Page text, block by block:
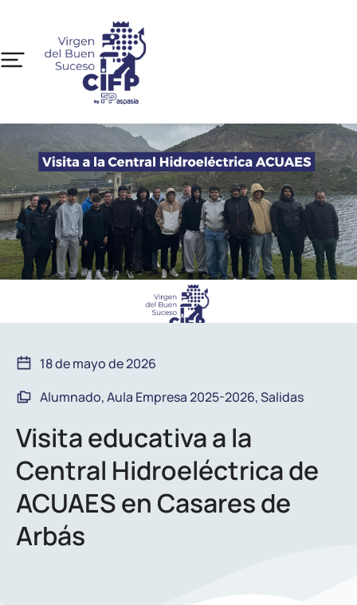
18 de mayo de 2026
Alumnado,Aula Empresa 2025-2026,Salidas
Visita educativa a la
Central Hidroeléctrica de
ACUAES en Casares de
Arbás